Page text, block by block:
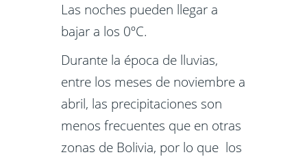
Las noches pueden llegar a
bajar a los 0ºC.
Durante la época de lluvias,
entre los meses de noviembre a
abril, las precipitaciones son
menos frecuentes que en otras
zonas de Bolivia, por lo que los